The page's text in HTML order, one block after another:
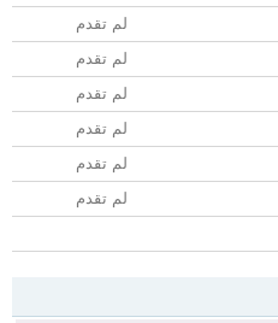
لم تقدم
لم تقدم
لم تقدم
لم تقدم
لم تقدم
لم تقدم